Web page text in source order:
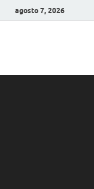
agosto 7, 2026